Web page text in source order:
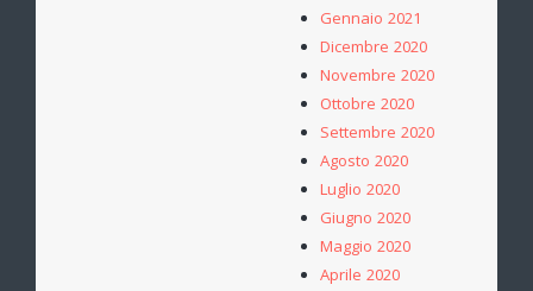
Gennaio 2021
Dicembre 2020
Novembre 2020
Ottobre 2020
Settembre 2020
Agosto 2020
Luglio 2020
Giugno 2020
Maggio 2020
Aprile 2020